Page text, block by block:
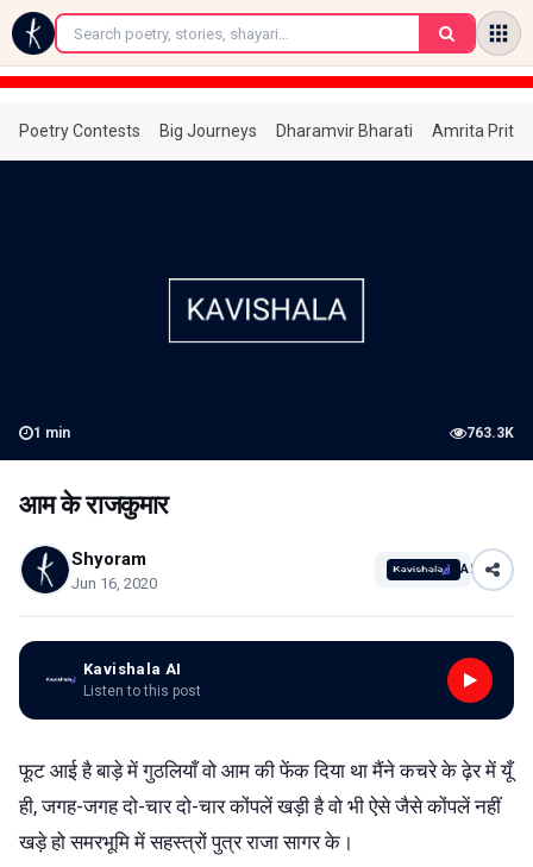
←
Poetry Contests Big Journeys Dharamvir Bharati Amrita
1 min 763.3K
आम के राजकुमार
Shyoram
Jun 16, 2020
AI
Kavishala AI
Listen to this post
फूट आई है बाड़े में गुठलियाँ वो आम की फेंक दिया था मैंने कचरे के ढ़ेर में यूँ
ही, जगह-जगह दो-चार दो-चार कोंपलें खड़ी है वो भी ऐसे जैसे कोंपलें नहीं
खड़े हो समरभूमि में सहस्त्रों पुत्र राजा सागर के।